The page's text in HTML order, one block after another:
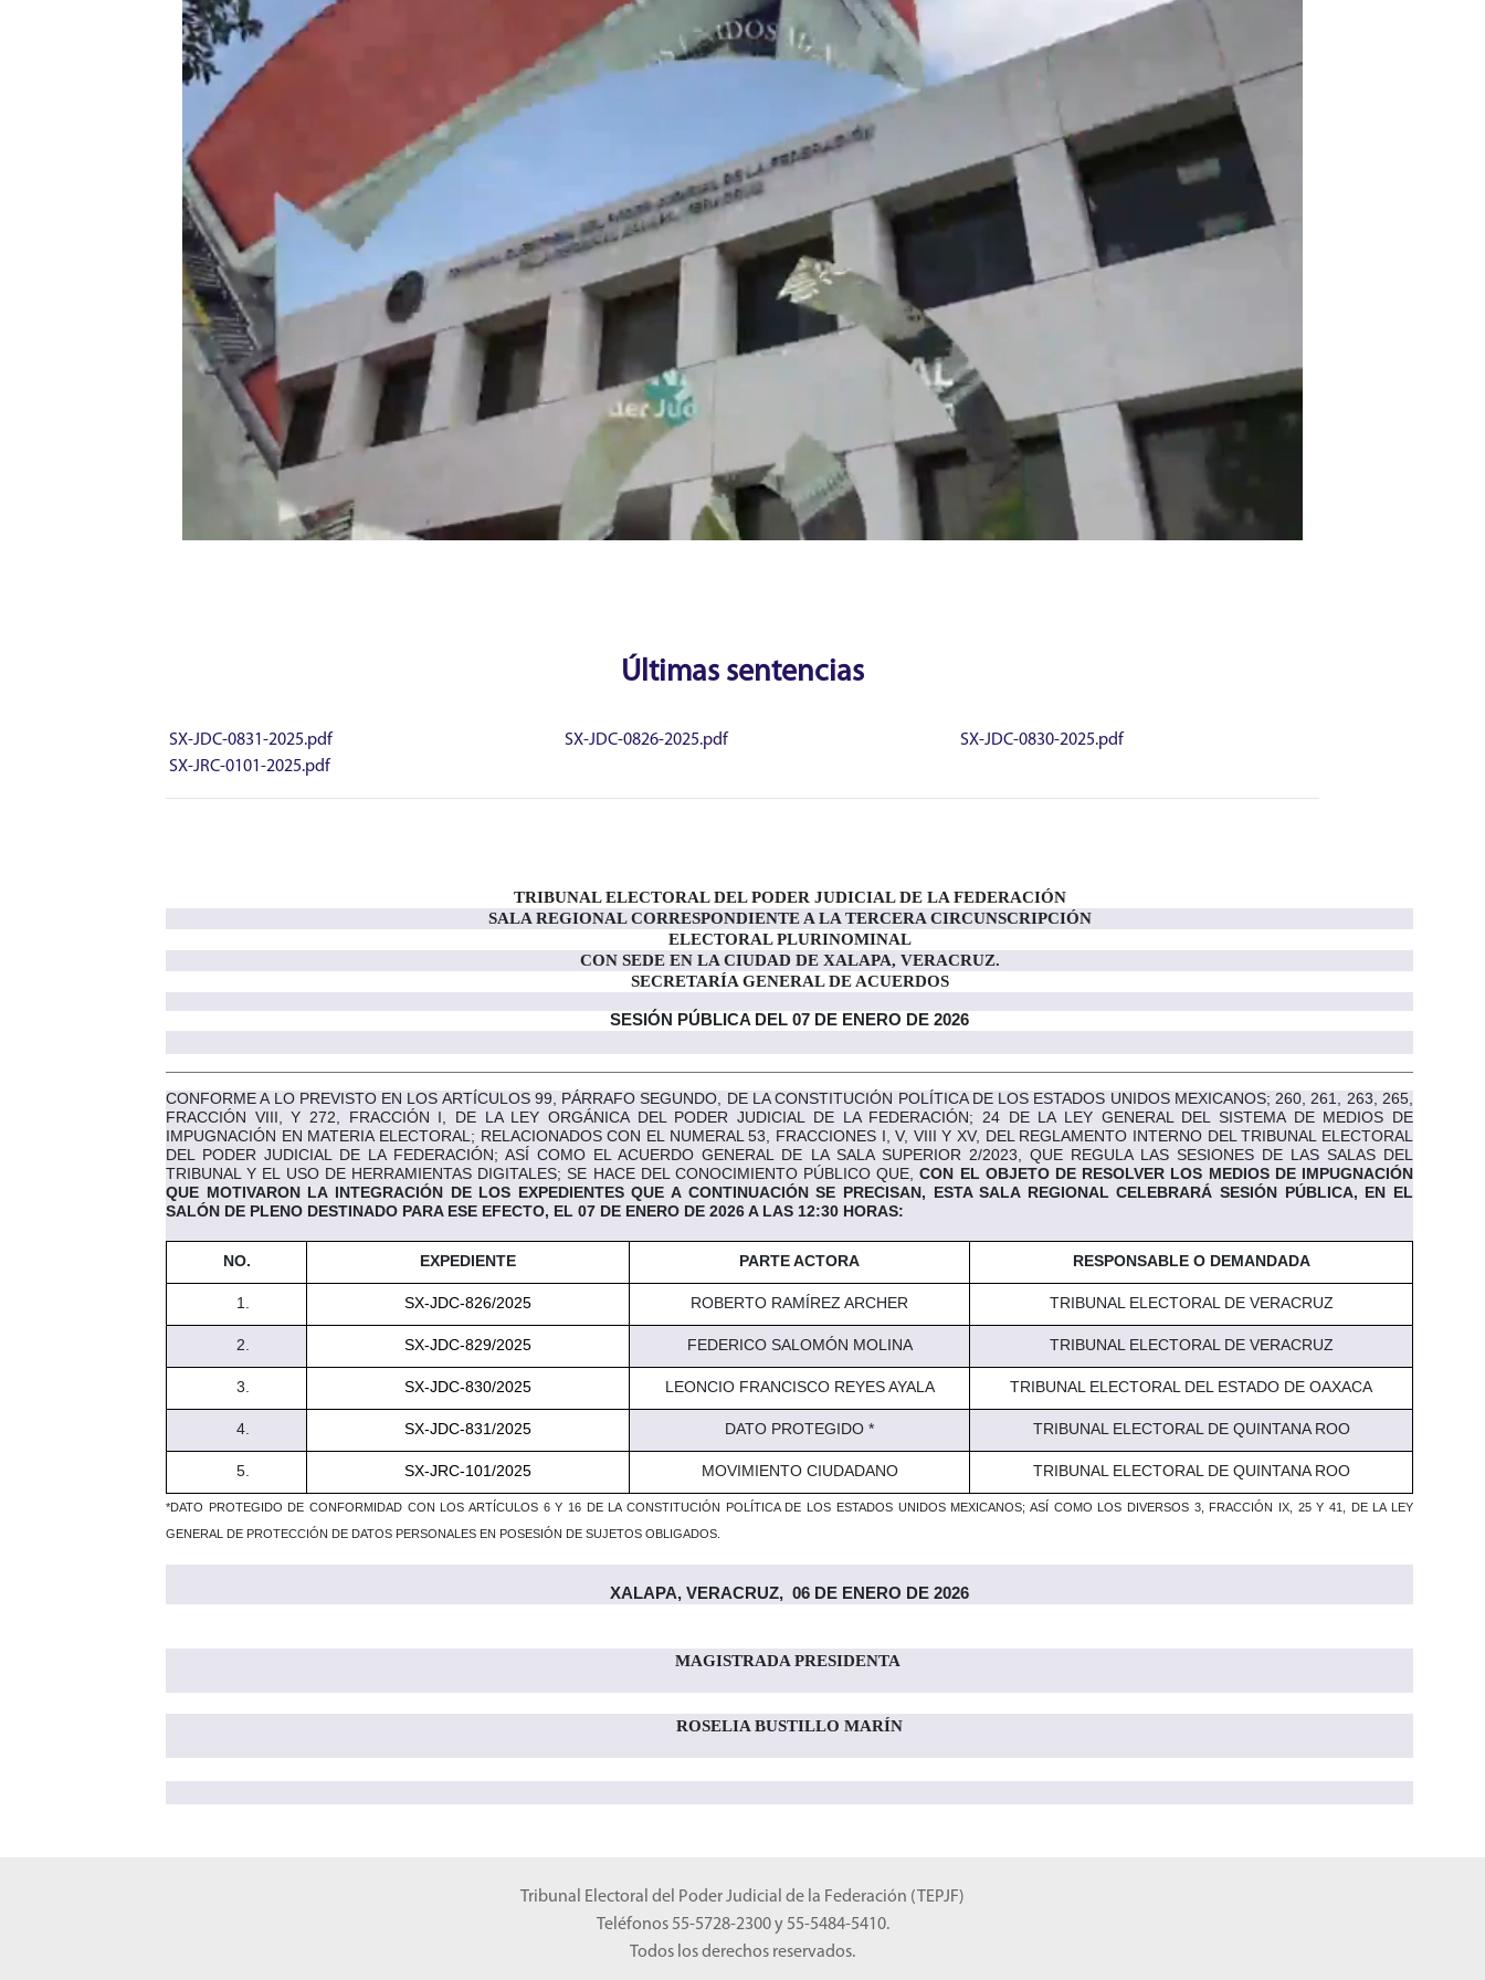
Últimas sentencias
SX-JDC-0831-2025.pdf SX-JDC-0826-2025.pdf
SX-JDC-0830-2025.pdf
SX-JRC-0101-2025.pdf
TRIBUNAL ELECTORAL DEL PODER JUDICIAL DE LA FEDERACIÓN
SALA REGIONAL CORRESPONDIENTE A LA TERCERA CIRCUNSCRIPCIÓN
ELECTORAL PLURINOMINAL
CON SEDE EN LA CIUDAD DE XALAPA, VERACRUZ.
SECRETARÍA GENERAL DE ACUERDOS
SESIÓN PÚBLICA DEL 07 DE ENERO DE 2026
CONFORME A LO PREVISTO EN LOS ARTÍCULOS 99, PÁRRAFO SEGUNDO, DE LA CONSTITUCIÓN POLÍTICA DE LOS ESTADOS UNIDOS MEXICANOS; 260, 261, 263, 265,
FRACCIÓN VIII, Y 272, FRACCIÓN I, DE LA LEY ORGÁNICA DEL PODER JUDICIAL DE LA FEDERACIÓN; 24 DE LA LEY GENERAL DEL SISTEMA DE MEDIOS DE
IMPUGNACIÓN EN MATERIA ELECTORAL; RELACIONADOS CON EL NUMERAL 53, FRACCIONES I, V, VIII Y XV, DEL REGLAMENTO INTERNO DEL TRIBUNAL ELECTORAL
DEL PODER JUDICIAL DE LA FEDERACIÓN; ASÍ COMO EL ACUERDO GENERAL DE LA SALA SUPERIOR 2/2023, QUE REGULA LAS SESIONES DE LAS SALAS DEL
TRIBUNAL Y EL USO DE HERRAMIENTAS DIGITALES; SE HACE DEL CONOCIMIENTO PÚBLICO QUE,CON EL OBJETO DE RESOLVER LOS MEDIOS DE IMPUGNACIÓN
QUE MOTIVARON LA INTEGRACIÓN DE LOS EXPEDIENTES QUE A CONTINUACIÓN SE PRECISAN, ESTA SALA REGIONAL CELEBRARÁ SESIÓN PÚBLICA, EN EL
SALÓN DE PLENO DESTINADO PARA ESE EFECTO, EL 07 DE ENERO DE 2026 A LAS 12:30 HORAS:
NO. EXPEDIENTE PARTE ACTORA RESPONSABLE O DEMANDADA
1. SX-JDC-826/2025 ROBERTO RAMÍREZ ARCHER TRIBUNAL ELECTORAL DE VERACRUZ
2. SX-JDC-829/2025 FEDERICO SALOMÓN MOLINA TRIBUNAL ELECTORAL DE VERACRUZ
3. SX-JDC-830/2025 LEONCIO FRANCISCO REYES AYALA TRIBUNAL ELECTORAL DEL ESTADO DE OAXACA
4. SX-JDC-831/2025 DATO PROTEGIDO * TRIBUNAL ELECTORAL DE QUINTANA ROO
5. SX-JRC-101/2025 MOVIMIENTO CIUDADANO TRIBUNAL ELECTORAL DE QUINTANA ROO
*DATO PROTEGIDO DE CONFORMIDAD CON LOS ARTÍCULOS 6 Y 16 DE LA CONSTITUCIÓN POLÍTICA DE LOS ESTADOS UNIDOS MEXICANOS; ASÍ COMO LOS DIVERSOS 3, FRACCIÓN IX, 25 Y 41, DE LA LEY
GENERAL DE PROTECCIÓN DE DATOS PERSONALES EN POSESIÓN DE SUJETOS OBLIGADOS.
XALAPA, VERACRUZ, 06 DE ENERO DE 2026
MAGISTRADA PRESIDENTA
ROSELIA BUSTILLO MARÍN
Tribunal Electoral del Poder Judicial de la Federación (TEPJF)
Teléfonos 55-5728-2300 y 55-5484-5410.
Todos los derechos reservados.